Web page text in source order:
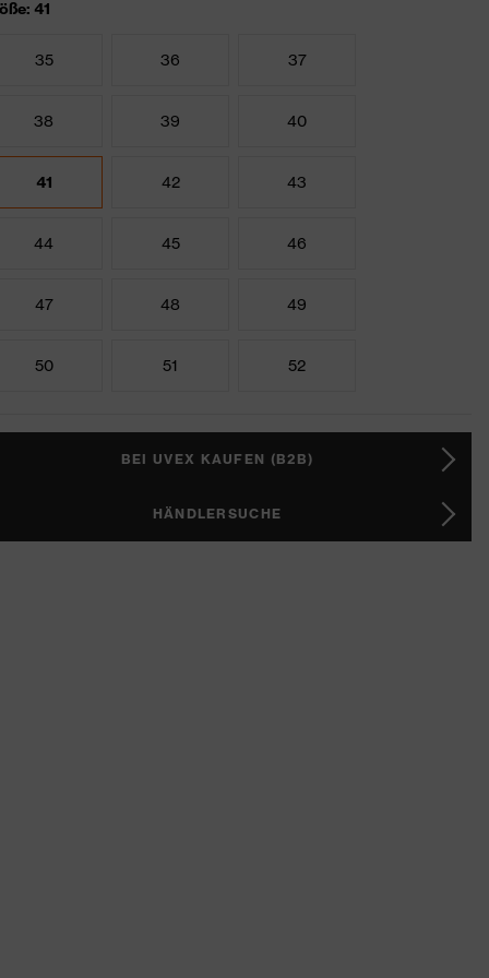
41
35 36 37
38 39 40
41 42 43
44 45 46
47 48 49
50 51 52
BEI UVEX KAUFEN (B2B)
HÄNDLERSUCHE